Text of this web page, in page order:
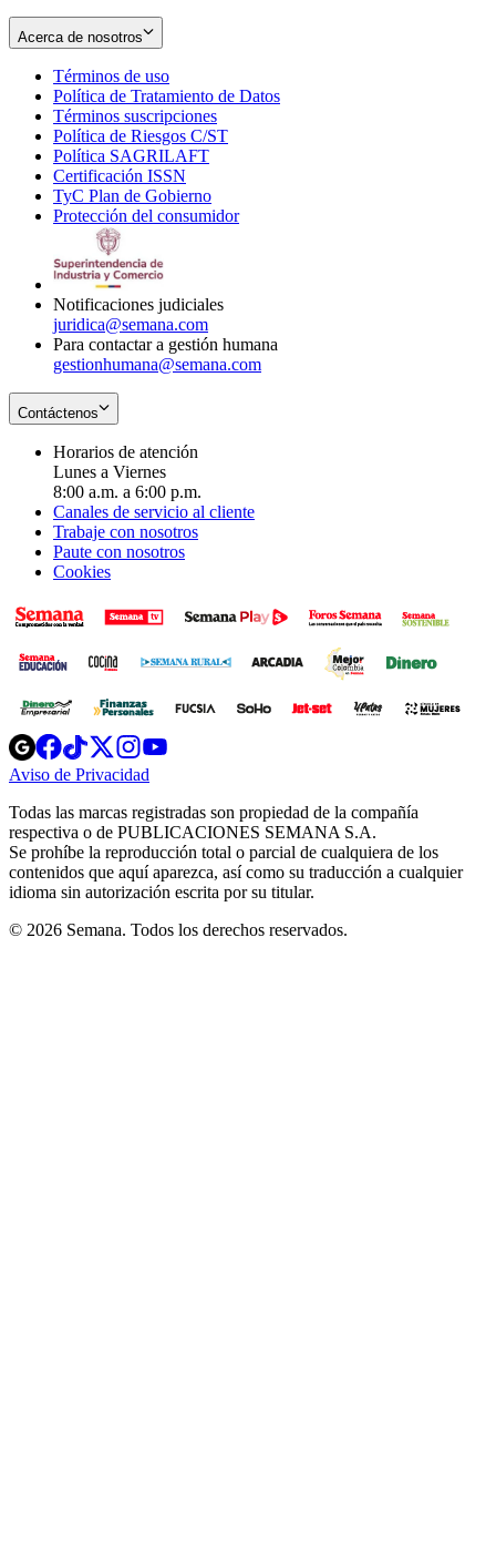
Acerca de nosotros
Términos de uso
in
new
window
Política de Tratamiento de Datos
Términos suscripciones
in
Política de Riesgos C/ST
Política SAGRILAFT
new
window
Certificación ISSN
in
new
TyC Plan de Gobierno
in
Protección del consumidorOpens
Notificaciones judiciales
juridica@semana.com
Para contactar a gestión humana
gestionhumana@semana.com
Contáctenos
Horarios de atención
Lunes a Viernes
8:00 a.m. a 6:00 p.m.
Canales de servicio al cliente
Trabaje con nosotros
Paute con nosotros
Cookies
Opens
in
new
Opens
in
new
Opens
in
new
window
Opens
new
windowwindow
Aviso de Privacidad
new
window
Todas las marcas registradas son propiedad de la compañía
respectiva o de PUBLICACIONES SEMANA S.A.
Se prohíbe la reproducción total o parcial de cualquiera de los
contenidos que aquí aparezca, así como su traducción a cualquier
idioma sin autorización escrita por su titular.
© 2026 Semana. Todos los derechos reservados.